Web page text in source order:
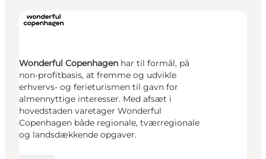
Wonderful Copenhagen har til formål, på
non-profitbasis, at fremme og udvikle
erhvervs- og ferieturismen til gavn for
almennyttige interesser. Med afsæt i
hovedstaden varetager Wonderful
Copenhagen både regionale, tværregionale
og landsdækkende opgaver.